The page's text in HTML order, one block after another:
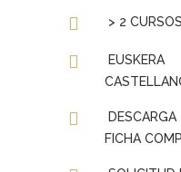
> 2
EUSKERA
DESCARGA
FICHA